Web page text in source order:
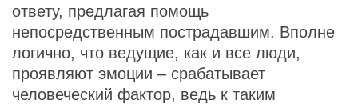
ответу, предлагая помощь
непосредственным пострадавшим. Вполне
логично, что ведущие, как и все люди,
проявляют эмоции – срабатывает
человеческий фактор, ведь к таким